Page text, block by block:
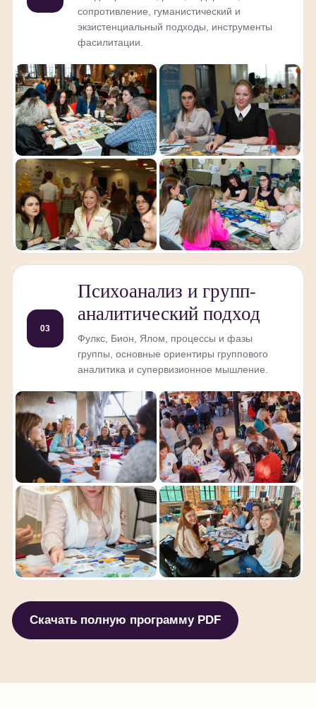
сопротивление, гуманистический и
экзистенциальный подходы, инструменты
фасилитации.
03
Психоанализ и групп-
аналитический подход
Фулкс, Бион, Ялом, процессы и фазы
группы, основные ориентиры группового
аналитика и супервизионное мышление.
Скачать полную программу PDF